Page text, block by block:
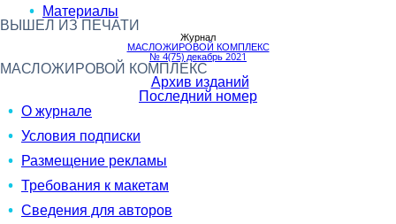
Материалы
ВЫШЕЛ ИЗ ПЕЧАТИ
Журнал
МАСЛОЖИРОВОЙ КОМПЛЕКС
№ 4(75) декабрь 2021
МАСЛОЖИРОВОЙ КОМПЛЕКС
Архив изданий
Последний номер
О журнале
Условия подписки
Размещение рекламы
Требования к макетам
Сведения для авторов